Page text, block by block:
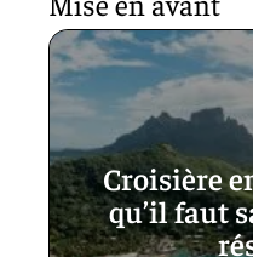
Croisière
qu’il faut